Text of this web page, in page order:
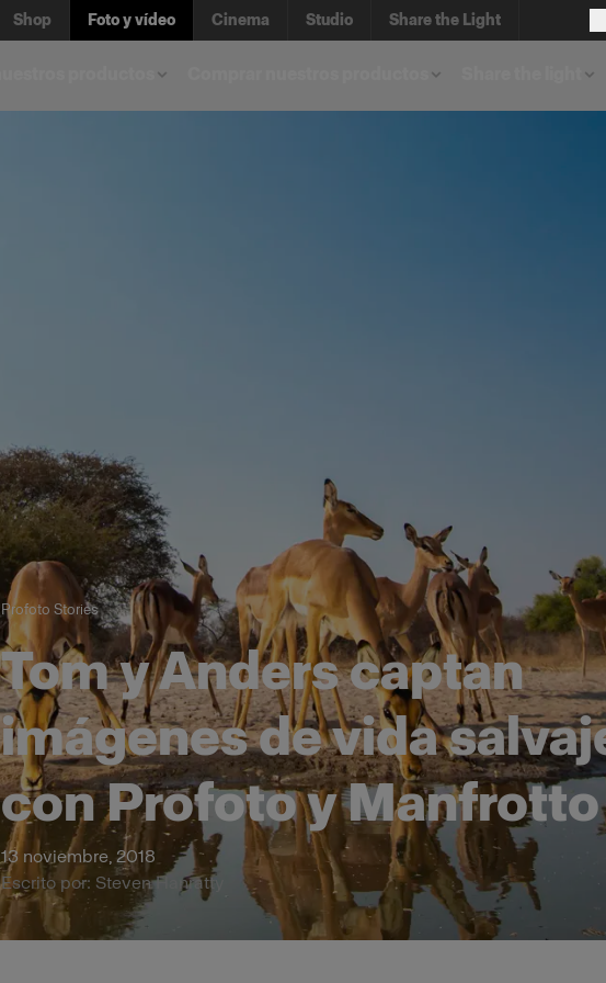
Shop Foto y vídeo Cinema Studio Share the Light
Profoto Stories
Tom y Anders captan
imágenes de vida
con Profoto y Manfrotto
13 noviembre, 2018
Escrito por: Steven Hanratty